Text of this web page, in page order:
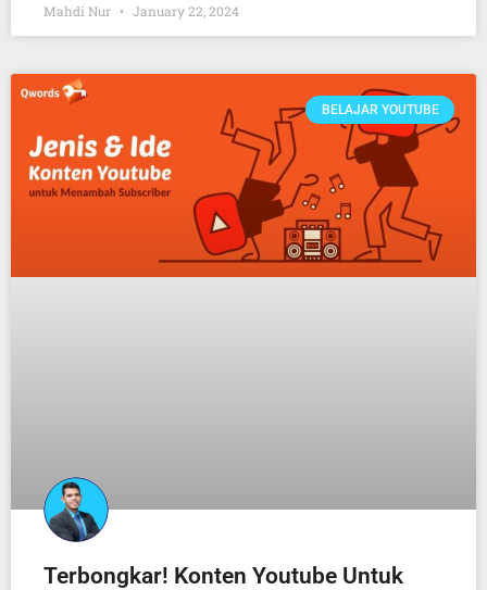
Mahdi Nur January 22, 2024
BELAJAR YOUTUBE
Terbongkar! Konten Youtube Untuk